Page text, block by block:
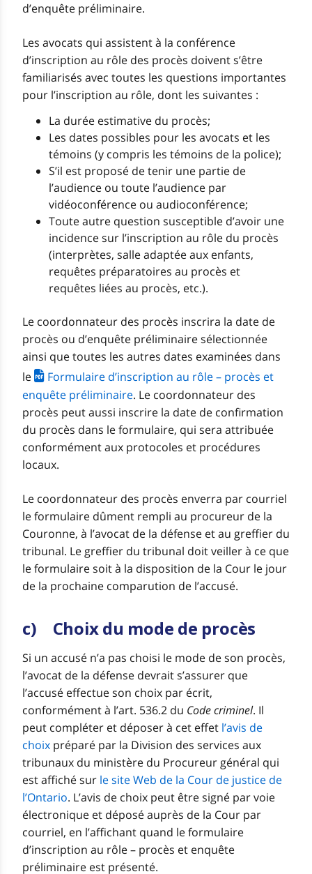
d’enquête préliminaire.
Les avocats qui assistent à la conférence
d’inscription au rôle des procès doivent s’être
familiarisés avec toutes les questions importantes
pour l’inscription au rôle, dont les suivantes :
La durée estimative du procès;
Les dates possibles pour les avocats et les
témoins (y compris les témoins de la police);
S’il est proposé de tenir une partie de
l’audience ou toute l’audience par
vidéoconférence ou audioconférence;
Toute autre question susceptible d’avoir une
incidence sur l’inscription au rôle du procès
(interprètes, salle adaptée aux enfants,
requêtes préparatoires au procès et
requêtes liées au procès, etc.).
Le coordonnateur des procès inscrira la date de
procès ou d’enquête préliminaire sélectionnée
ainsi que toutes les autres dates examinées dans
le
Formulaire d’inscription au rôle – procès et
enquête préliminaire. Le coordonnateur des
procès peut aussi inscrire la date de confirmation
du procès dans le formulaire, qui sera attribuée
conformément aux protocoles et procédures
locaux.
Le coordonnateur des procès enverra par courriel
le formulaire dûment rempli au procureur de la
Couronne, à l’avocat de la défense et au greffier du
tribunal. Le greffier du tribunal doit veiller à ce que
le formulaire soit à la disposition de la Cour le jour
de la prochaine comparution de l’accusé.
c) Choix du mode de procès
Si un accusé n’a pas choisi le mode de son procès,
l’avocat de la défense devrait s’assurer que
l’accusé effectue son choix par écrit,
conformément à l’art. 536.2 du Code criminel. Il
peut compléter et déposer à cet effet l’avis de
choix préparé par la Division des services aux
tribunaux du ministère du Procureur général qui
est affiché sur le site Web de la Cour de justice de
l’Ontario. L’avis de choix peut être signé par voie
électronique et déposé auprès de la Cour par
courriel, en l’affichant quand le formulaire
d’inscription au rôle – procès et enquête
préliminaire est présenté.